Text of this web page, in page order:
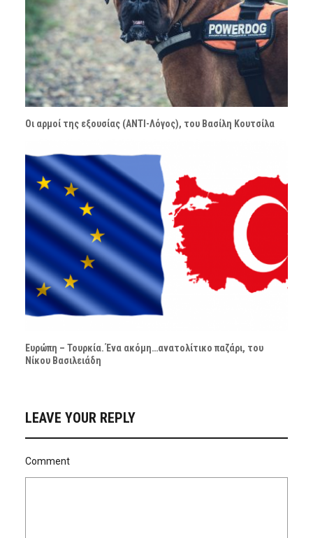
Οι αρμοί της εξουσίας (ΑΝΤΙ-Λόγος), του Βασίλη Κουτσίλα
Ευρώπη – Τουρκία. Ένα ακόμη…ανατολίτικο παζάρι, του
Νίκου Βασιλειάδη
LEAVE YOUR REPLY
Comment